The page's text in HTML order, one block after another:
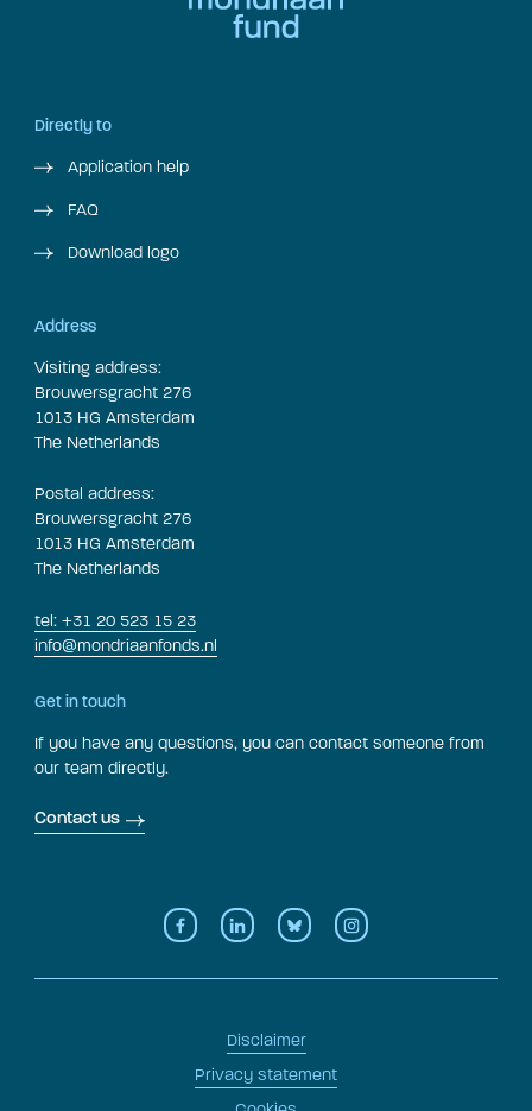
Directly to
Application help
FAQ
Download logo
Address
Visiting address:
Brouwersgracht 276
1013 HG Amsterdam
The Netherlands
Postal address:
Brouwersgracht 276
1013 HG Amsterdam
The Netherlands
tel: +31 20 523 15 23
info@mondriaanfonds.nl
Get in touch
If you have any questions, you can contact someone from
our team directly.
Contact us
Disclaimer
Privacy statement